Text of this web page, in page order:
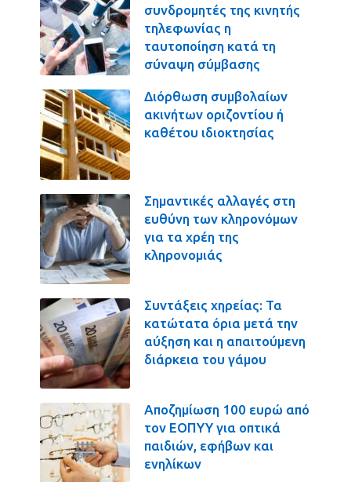
συνδρομητές της κινητής
τηλεφωνίας η
ταυτοποίηση κατά τη
σύναψη σύμβασης
Διόρθωση συμβολαίων
ακινήτων οριζοντίου ή
καθέτου ιδιοκτησίας
Σημαντικές αλλαγές στη
ευθύνη των κληρονόμων
για τα χρέη της
κληρονομιάς
Συντάξεις χηρείας: Τα
κατώτατα όρια μετά την
αύξηση και η απαιτούμενη
διάρκεια του γάμου
Αποζημίωση 100 ευρώ από
τον ΕΟΠΥΥ για οπτικά
παιδιών, εφήβων και
ενηλίκων